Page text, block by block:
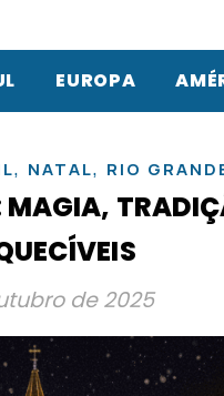
EUROPA
, NATAL, RIO
de 2025